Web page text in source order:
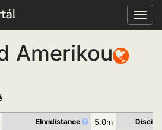
Amerikou
Ekvidistance 5.0m